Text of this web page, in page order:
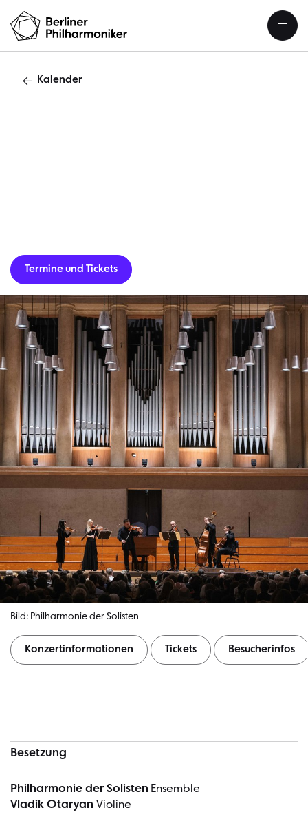
Kalender
Termine und Tickets
Bild: Philharmonie der Solisten
Konzertinformationen Tickets Besucherinfos
Besetzung
Philharmonie der Solisten Ensemble
Vladik Otaryan Violine